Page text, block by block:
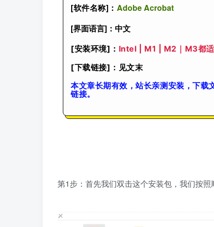
[软件名称]： Adobe Acrobat
[界面语言]：中文
[安装环境]： Intel | M1 | M2｜M3都
[下载链接]：见文末
本文章长期有效，站长亲测安装，下载
链接。
第1步：首先我们双击这个安装包，我们按